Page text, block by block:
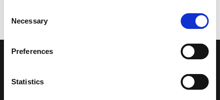
Selection
Necessary
Preferences
Statistics